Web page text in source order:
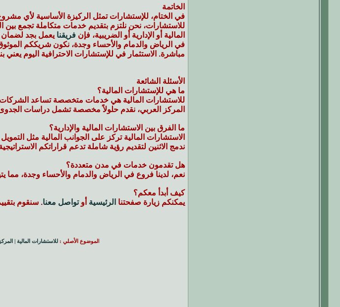
الخاتمة
في الختام، للإستشارات تمثل الركيزة الأساسية لأي
للاستشارات، نحن نلتزم بتقديم خدمات متكاملة تجمع
المالية أو الإدارية أو الضريبية، فإن فريقنا يعمل بجد لضمان
في الرياض والدمام والأحساء وجدة، نكون شريككم
مباشرة. الاستثمار في للإستشارات الاحترافية اليوم يعني
الأسئلة الشائعة
ما هي للإستشارات المالية؟
للاستشارات المالية هي خدمات متخصصة تساعد الشركات
المركز العربي، نقدم حلولاً مخصصة تشمل دراسات
ما الفرق بين الاستشارات المالية والإدارية؟
الاستشارات المالية تركز على الجوانب المالية مثل
ندمج الاثنين لتقديم رؤية شاملة تدعم قراراتكم
هل تقدمون خدمات في مدن متعددة؟
نعم، لدينا فروع في الرياض والدمام والأحساء وجدة، مما
كيف أبدأ معكم؟
يمكنكم زيارة صفحتنا الرئيسية أوتواصل معنا. سنقوم
الموضوع الأصلي : للاستشارات المالية |